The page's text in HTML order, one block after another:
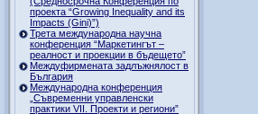
проекта “Growing Inequality and its
Impacts (Gini)”)
Трета международна научна
конференция “Маркетингът –
реалност и проекции в бъдещето”
Междуфирмената задлъжнялост в
България
Международна конференция
„Съвременни управленски
практики VII. Проекти и региони”